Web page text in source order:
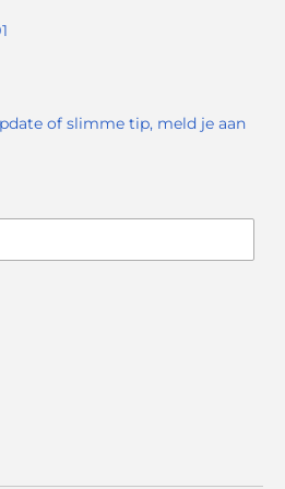
of slimme tip, meld je aan